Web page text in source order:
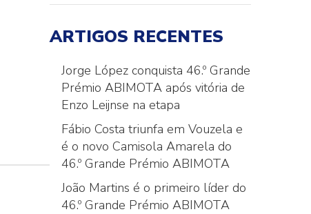
ARTIGOS RECENTES
Jorge López conquista 46.º Grande
Prémio ABIMOTA após vitória de
Enzo Leijnse na etapa
Fábio Costa triunfa em Vouzela e
é o novo Camisola Amarela do
46.º Grande Prémio ABIMOTA
João Martins é o primeiro líder do
46.º Grande Prémio ABIMOTA